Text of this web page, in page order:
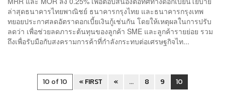
ล่าสุดธนาคารไทยพาณิชย์ ธนาคารกรุงไทย และธนาคารกรุงเทพ
ทยอยประกาศลดอัตราดอกเบี้ยเงินกู้เช่นกัน โดยให้เหตุผลในการปรับ
ลดว่า เพื่อช่วยลดภาระต้นทุนของลูกค้า SME และลูกค้ารายย่อย รวม
ถึงเพื่อรับมือกับสงครามการค้าที่กำลังกระทบต่อเศรษฐกิจไท...
10 of 10 « FIRST « ... 8 9 10